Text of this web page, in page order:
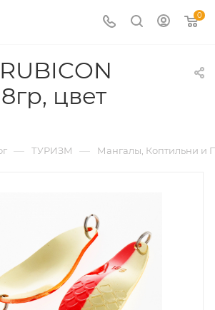
0
цвет
— ТУРИЗМ — Мангалы, Коптильни и